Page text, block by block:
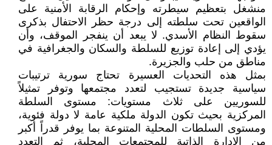
منشغل بتعظيم سيطرته وإحكام الرقابة الأمنية على
الواقعين تحت سلطته إلى درجة حظر الاحتفال بذكرى
سقوط النظام الأسدي. لا يبعد أن ينفجر الموقف، وأن
يؤدي إلى إعادة توزيع للسلطة والسكان والجغرافية في
مناطق من حلب والجزيرة.
بمثل هذه التحديات العسيرة تحتاج سورية ترتيبات
سياسية جديدة تستجيب لتعدد مجتمعها وتوفر تمثيلاً
للسوريين على ثلاث مستويات: مستوى السلطة
المركزية بحيث تكون الدولة ملكية عامة لا دولة فئوية،
ومستوى السلطات المحلية المتنوعة بما يوفر قدراً أكبر
من الإدارة الذاتية للمجتمعات المحلية، ثم التعدد